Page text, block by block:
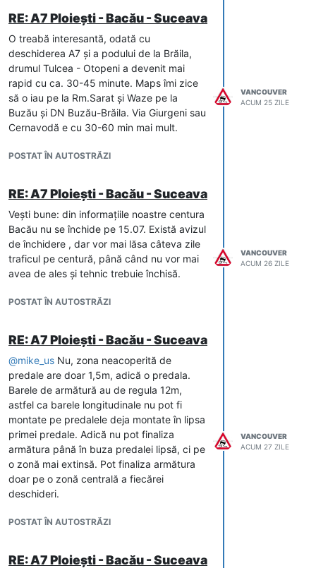
portofoliul companiei.
RE: A7 Ploiești - Bacău - Suceava
O treabă interesantă, odată cu
deschiderea A7 și a podului de la Brăila,
drumul Tulcea - Otopeni a devenit mai
rapid cu ca. 30-45 minute. Maps îmi zice
să o iau pe la Rm.Sarat și Waze pe la
Buzău și DN Buzău-Brăila. Via Giurgeni sau
Cernavodă e cu 30-60 min mai mult.
POSTAT ÎN AUTOSTRĂZI
VANCOUVER
ACUM 25 ZILE
RE: A7 Ploiești - Bacău - Suceava
Vești bune: din informațiile noastre centura
Bacău nu se închide pe 15.07. Există avizul
de închidere , dar vor mai lăsa câteva zile
traficul pe centură, până când nu vor mai
avea de ales și tehnic trebuie închisă.
POSTAT ÎN AUTOSTRĂZI
VANCOUVER
ACUM 26 ZILE
RE: A7 Ploiești - Bacău - Suceava
@mike_us Nu, zona neacoperită de
predale are doar 1,5m, adică o predala.
Barele de armătură au de regula 12m,
astfel ca barele longitudinale nu pot fi
montate pe predalele deja montate în lipsa
primei predale. Adică nu pot finaliza
armătura până în buza predalei lipsă, ci pe
o zonă mai extinsă. Pot finaliza armătura
doar pe o zonă centrală a fiecărei
deschideri.
POSTAT ÎN AUTOSTRĂZI
VANCOUVER
ACUM 27 ZILE
RE: A7 Ploiești - Bacău - Suceava